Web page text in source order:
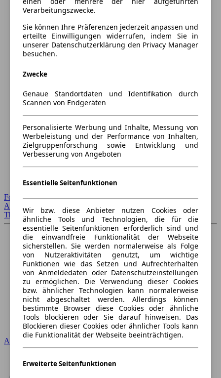
Forum Startseite
Alle Auto-Foren
Themen-Forum
Audi
Verarbeitungszwecke.
Sie können Ihre Präferenzen jederzeit anpassen und
erteilte Einwilligungen widerrufen, indem Sie in
unserer Datenschutzerklärung den Privacy Manager
besuchen.
Zwecke
Genaue Standortdaten und Identifikation durch
Scannen von Endgeräten
Personalisierte Werbung und Inhalte, Messung von
Werbeleistung und der Performance von Inhalten,
Zielgruppenforschung sowie Entwicklung und
Verbesserung von Angeboten
Essentielle Seitenfunktionen
Wir bzw. diese Anbieter nutzen Cookies oder
ähnliche Tools und Technologien, die für die
essentielle Seitenfunktionen erforderlich sind und
die einwandfreie Funktionalität der Webseite
sicherstellen. Sie werden normalerweise als Folge
von Nutzeraktivitäten genutzt, um wichtige
Funktionen wie das Setzen und Aufrechterhalten
von Anmeldedaten oder Datenschutzeinstellungen
zu ermöglichen. Die Verwendung dieser Cookies
bzw. ähnlicher Technologien kann normalerweise
nicht abgeschaltet werden. Allerdings können
bestimmte Browser diese Cookies oder ähnliche
Tools blockieren oder Sie darauf hinweisen. Das
Blockieren dieser Cookies oder ähnlicher Tools kann
die Funktionalität der Webseite beeinträchtigen.
Erweiterte Seitenfunktionen